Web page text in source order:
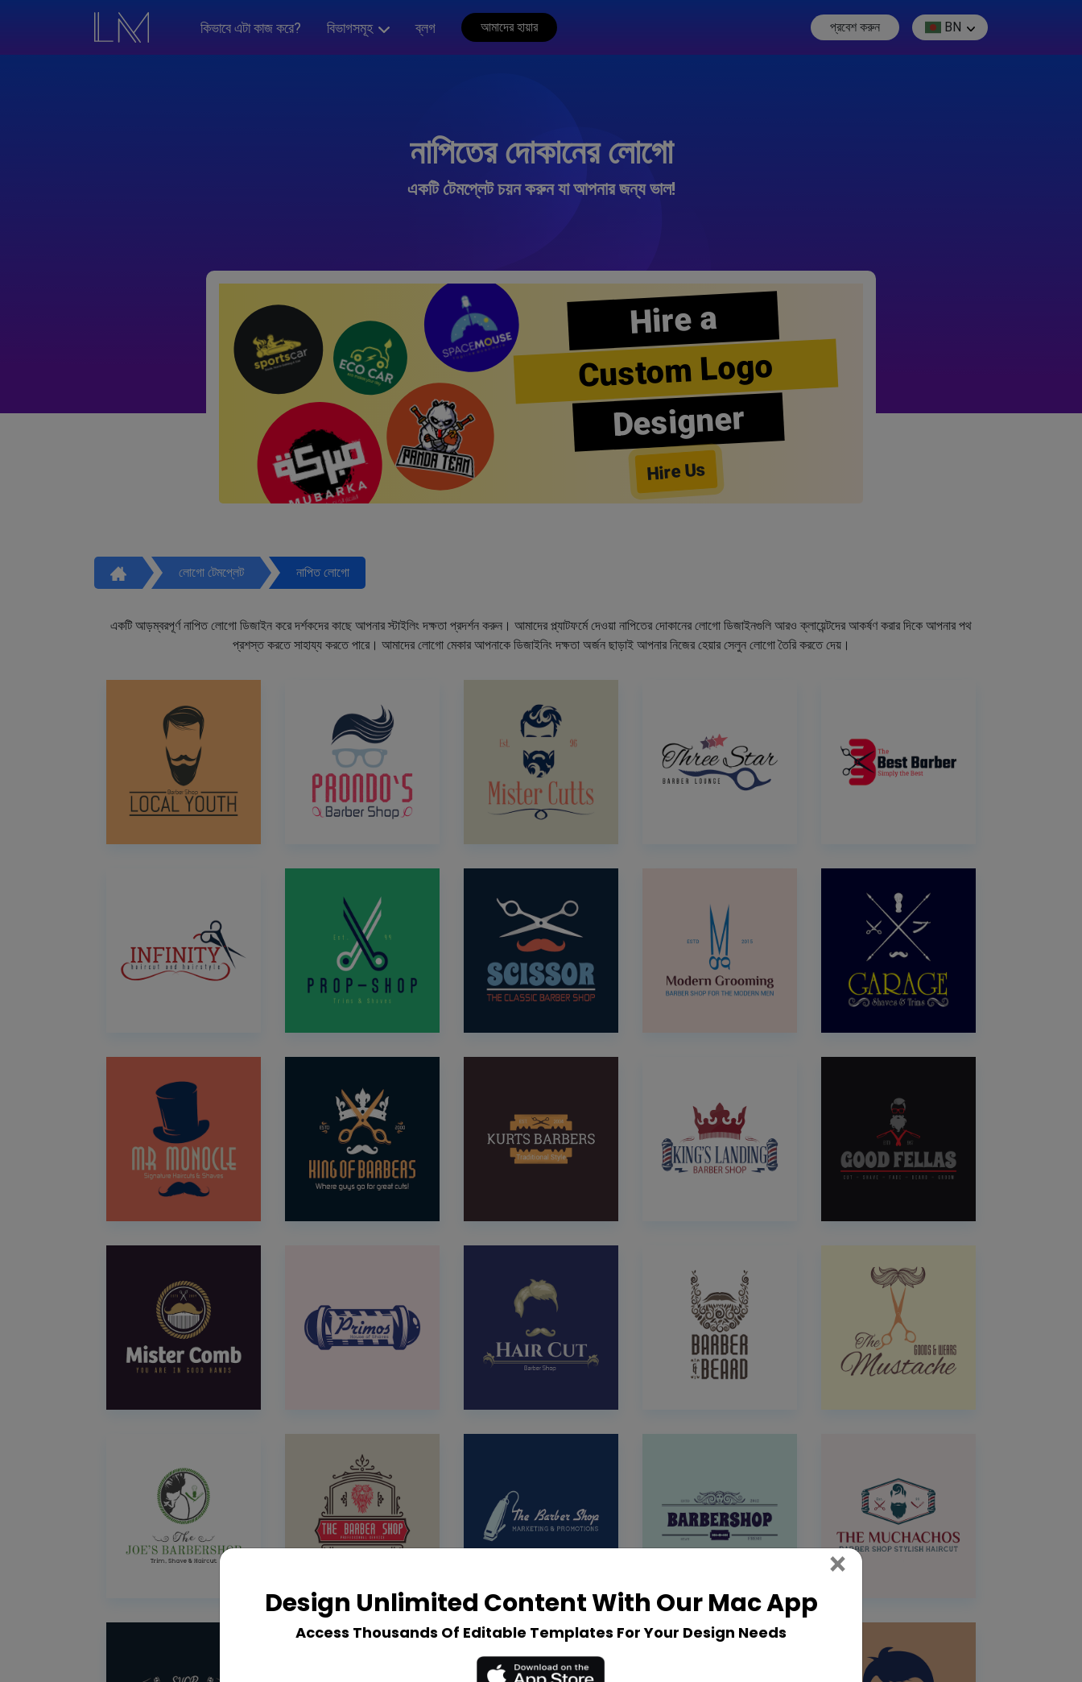
কিভাবে এটা কাজ করে? বিভাগসমূহ ব্লগ আমাদের হায়ার প্রবেশ করুন BN
নাপিতের দোকানের লোগো
একটি টেমপ্লেট চয়ন করুন যা আপনার জন্য ভাল!
Hire a
Custom Logo
Designer
Hire Us
লোগো টেমপ্লেট নাপিত লোগো
একটি আড়ম্বরপূর্ণ নাপিত লোগো ডিজাইন করে দর্শকদের কাছে আপনার স্টাইলিং দক্ষতা প্রদর্শন করুন। আমাদের প্ল্যাটফর্মে দেওয়া নাপিতের দোকানের লোগো ডিজাইনগুলি আরও ক্লায়েন্টদের আকর্ষণ করার দিকে আপনার পথ
প্রশস্ত করতে সাহায্য করতে পারে। আমাদের লোগো মেকার আপনাকে ডিজাইনিং দক্ষতা অর্জন ছাড়াই আপনার নিজের হেয়ার সেলুন লোগো তৈরি করতে দেয়।
Design Unlimited Content With Our Mac App
Access Thousands Of Editable Templates For Your Design Needs
× Close